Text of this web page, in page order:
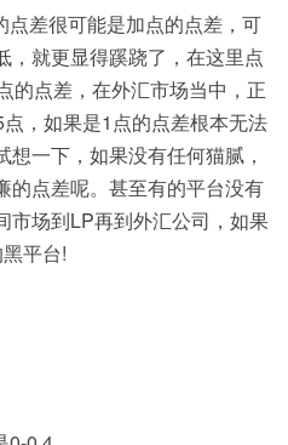
点差很可能是加点的点差，可
，就更显得蹊跷了，在这里点
的点差，在外汇市场当中，正
，如果是1点的点差根本无法
一下，如果没有任何猫腻，
的点差呢。甚至有的平台没有
市场到LP再到外汇公司，如果
平台!